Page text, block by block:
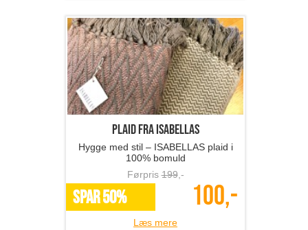
Plaid fra ISABELLAS
Hygge med stil – ISABELLAS plaid i
100% bomuld
Førpris199,-
SPAR 50% 100,-
Læs mere